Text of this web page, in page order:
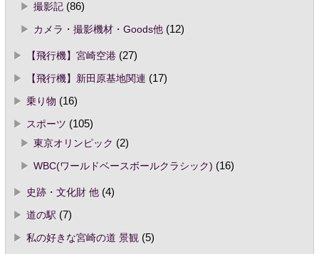
撮影記(86)
カメラ・撮影機材・Goods他(12)
【飛行機】宮崎空港(27)
【飛行機】新田原基地関連 (17)
乗り物 (16)
スポーツ (105)
東京オリンピック (2)
WBC(ワールドベースボールクラシック) (16)
史跡・文化財 他(4)
道の駅 (7)
私の好きな宮崎の道 景観(5)